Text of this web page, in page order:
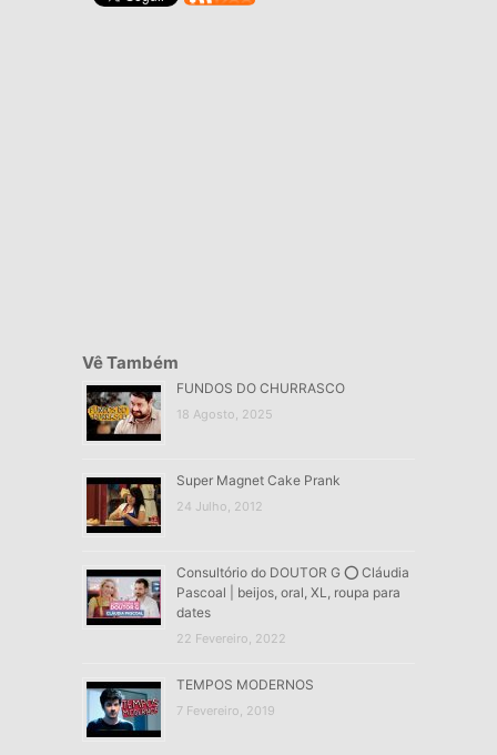
Vê Também
FUNDOS DO CHURRASCO
18 Agosto, 2025
Super Magnet Cake Prank
24 Julho, 2012
Consultório do DOUTOR G ⭕ Cláudia
Pascoal | beijos, oral, XL, roupa para
dates
22 Fevereiro, 2022
TEMPOS MODERNOS
7 Fevereiro, 2019